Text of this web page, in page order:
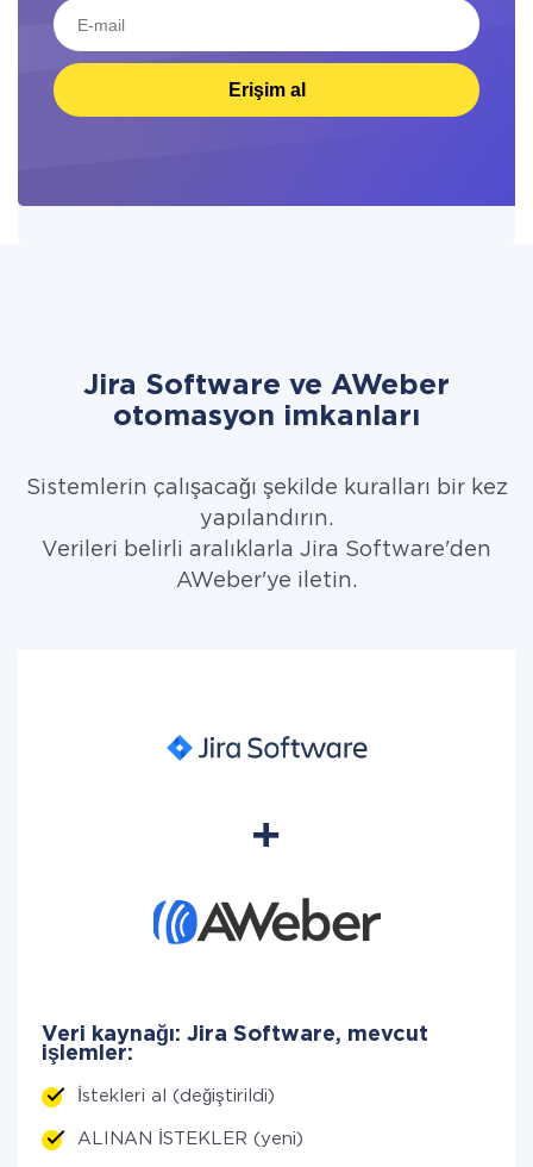
Erişim al
Jira Software ve AWeber
otomasyon imkanları
Sistemlerin çalışacağı şekilde kuralları bir kez
yapılandırın.
Verileri belirli aralıklarla Jira Software'den
AWeber'ye iletin.
Veri kaynağı: Jira Software, mevcut
işlemler:
İstekleri al (değiştirildi)
ALINAN İSTEKLER (yeni)